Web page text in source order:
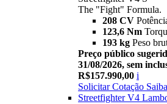
The "Fight" Formula.
208 CV
123,6 Nm
193 kg Peso
Preço público
31/08/2026, sem
R$157.990,00 i
Solicitar Cotação
Streetfighter V4